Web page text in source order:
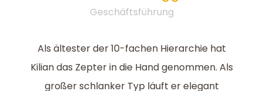
Geschäftsführung
Als ältester der 10-fachen Hierarchie hat
Kilian das Zepter in die Hand genommen. Als
großer schlanker Typ läuft er elegant